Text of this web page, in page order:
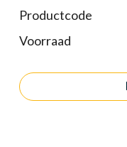
Productcode
Voorraad